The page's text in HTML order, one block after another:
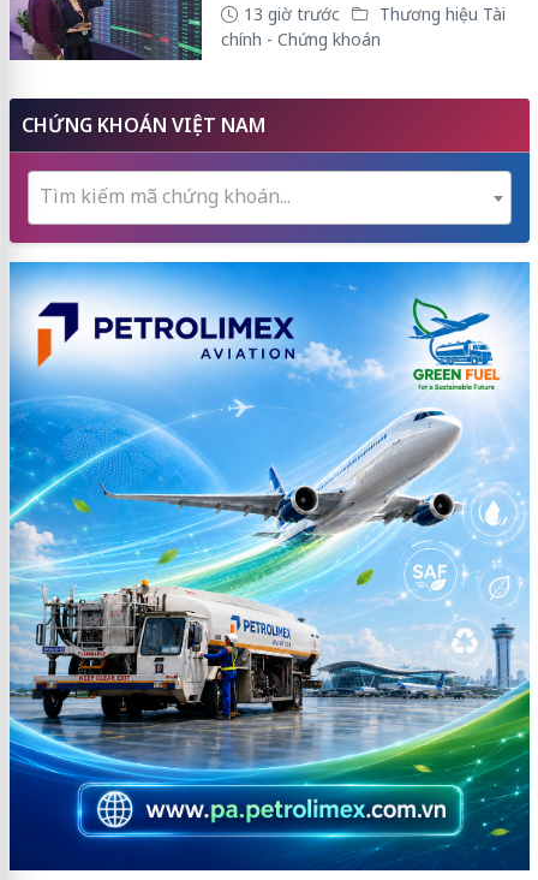
13 giờ trước
Thương hiệu Tài
chính - Chứng khoán
CHỨNG KHOÁN VIỆT NAM
Tìm kiếm mã chứng khoán...